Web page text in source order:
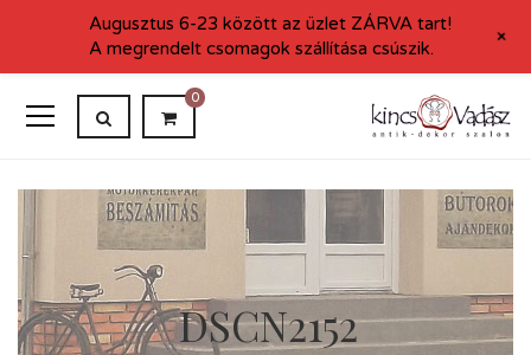
0
DSCN2152
Augusztus 6-23 között az üzlet ZÁRVA tart!
A megrendelt csomagok szállítása csúszik.
+